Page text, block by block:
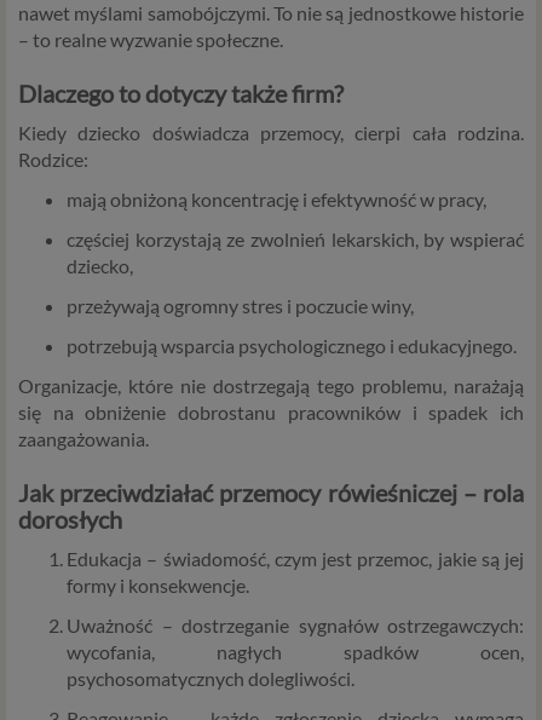
nawet myślami samobójczymi. To nie są jednostkowe historie
– to realne wyzwanie społeczne.
Dlaczego to dotyczy także firm?
Kiedy dziecko doświadcza przemocy, cierpi cała rodzina.
Rodzice:
mają obniżoną koncentrację i efektywność w pracy,
częściej korzystają ze zwolnień lekarskich, by wspierać
dziecko,
przeżywają ogromny stres i poczucie winy,
potrzebują wsparcia psychologicznego i edukacyjnego.
Organizacje, które nie dostrzegają tego problemu, narażają
się na obniżenie dobrostanu pracowników i spadek ich
zaangażowania.
Jak przeciwdziałać przemocy rówieśniczej – rola
dorosłych
Edukacja – świadomość, czym jest przemoc, jakie są jej
formy i konsekwencje.
Uważność – dostrzeganie sygnałów ostrzegawczych:
wycofania, nagłych spadków ocen,
psychosomatycznych dolegliwości.